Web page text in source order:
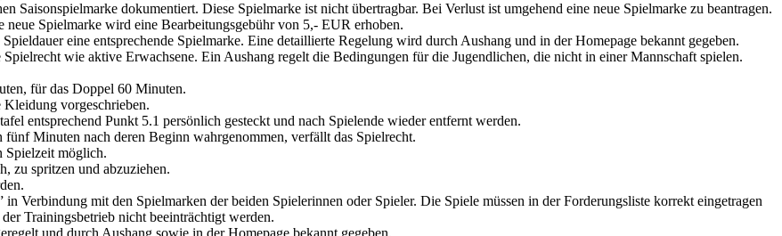
Saisonspielmarke dokumentiert. Diese Spielmarke ist nicht übertragbar. Bei Verlust ist umgehend eine neue Spielmarke zu beantragen.
Spielmarke wird eine Bearbeitungsgebühr von 5,- EUR erhoben.
eine entsprechende Spielmarke. Eine detaillierte Regelung wird durch Aushang und in der Homepage bekannt gegeben.
wie aktive Erwachsene. Ein Aushang regelt die Bedingungen für die Jugendlichen, die nicht in einer Mannschaft spielen.
für das Doppel 60 Minuten.
Kleidung vorgeschrieben.
entsprechend Punkt 5.1 persönlich gesteckt und nach Spielende wieder entfernt werden.
Minuten nach deren Beginn wahrgenommen, verfällt das Spielrecht.
Spielzeit möglich.
zu spritzen und abzuziehen.
Verbindung mit den Spielmarken der beiden Spielerinnen oder Spieler. Die Spiele müssen in der Forderungsliste korrekt eingetragen
Trainingsbetrieb nicht beeinträchtigt werden.
und durch Aushang sowie in der Homepage bekannt gegeben.